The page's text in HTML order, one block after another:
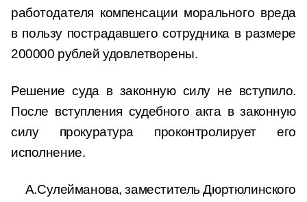
работодателя компенсации морального вреда
в пользу пострадавшего сотрудника в размере
200000 рублей удовлетворены.
Решение суда в законную силу не вступило.
После вступления судебного акта в законную
силу прокуратура проконтролирует его
исполнение.
А.Сулейманова, заместитель Дюртюлинского